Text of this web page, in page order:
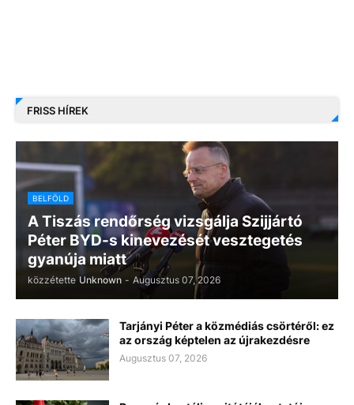
FRISS HÍREK
BELFÖLD
A Tiszás rendőrség vizsgálja Szijjártó
Péter BYD-s kinevezését vesztegetés
gyanúja miatt
közzétette Unknown - Augusztus 07, 2026
Tarjányi Péter a közmédiás csörtéről: ez
az ország képtelen az újrakezdésre
Augusztus 07, 2026